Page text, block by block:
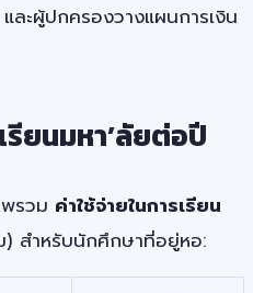
ละผู้ปกครองวางแผนการเงิน
รียนมหา’ลัยต่อปี
รวม ค่าใช้จ่ายในการเรียน
) สำหรับนักศึกษาที่อยู่หอ: